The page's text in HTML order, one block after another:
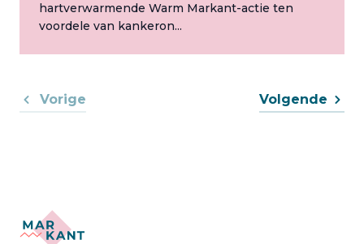
hartverwarmende Warm Markant-actie ten
voordele van kankeron...
Vorige Volgende